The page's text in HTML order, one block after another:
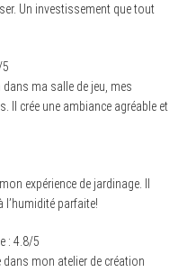
Un investissement que tout
/5
ma salle de jeu, mes
Il crée une ambiance agréable et
expérience de jardinage. Il
l’humidité parfaite!
: 4.8/5
mon atelier de création